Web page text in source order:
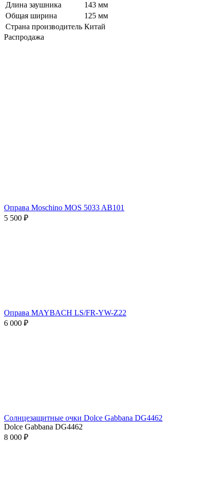
Длина заушника
143 мм
Общая ширина
125 мм
Страна производитель Китай
Распродажа
Оправа Moschino MOS 5033 AB101
5 500 ₽
Оправа MAYBACH LS/FR-YW-Z22
6 000 ₽
Солнцезащитные очки Dolce Gabbana DG4462
Dolce Gabbana DG4462
8 000 ₽